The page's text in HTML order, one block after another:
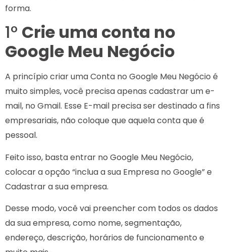
forma.
1º Crie uma conta no
Google Meu Negócio
A princípio criar uma Conta no Google Meu Negócio é
muito simples, você precisa apenas cadastrar um e-
mail, no Gmail. Esse E-mail precisa ser destinado a fins
empresariais, não coloque que aquela conta que é
pessoal.
Feito isso, basta entrar no Google Meu Negócio,
colocar a opção “inclua a sua Empresa no Google” e
Cadastrar a sua empresa.
Desse modo, você vai preencher com todos os dados
da sua empresa, como nome, segmentação,
endereço, descrição, horários de funcionamento e